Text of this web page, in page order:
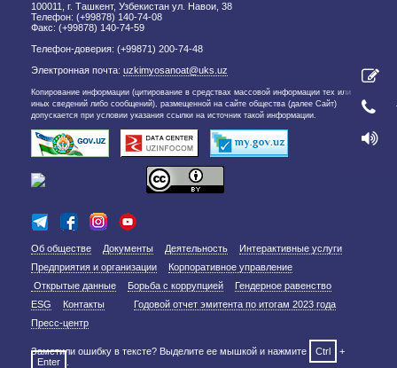
100011, г. Ташкент, Узбекистан ул. Навои, 38
Телефон: (+99878) 140-74-08
Факс: (+99878) 140-74-59
Телефон-доверия: (+99871) 200-74-48
Электронная почта: uzkimyosanoat@uks.uz
Копирование информации (цитирование в средствах массовой информации тех или
иных сведений либо сообщений), размещенной на сайте общества (далее Сайт)
допускается при условии указания ссылки на источник такой информации.
Об обществе Документы Деятельность
Интерактивные услуги
Предприятия и организации
Корпоративное управление
Открытые данные
Борьба с коррупцией
Гендерное равенство
ESG
Контакты
Годовой отчет эмитента по итогам 2023 года
Пресс-центр
Заметили ошибку в тексте? Выделите ее мышкой и нажмите Ctrl
+
Enter